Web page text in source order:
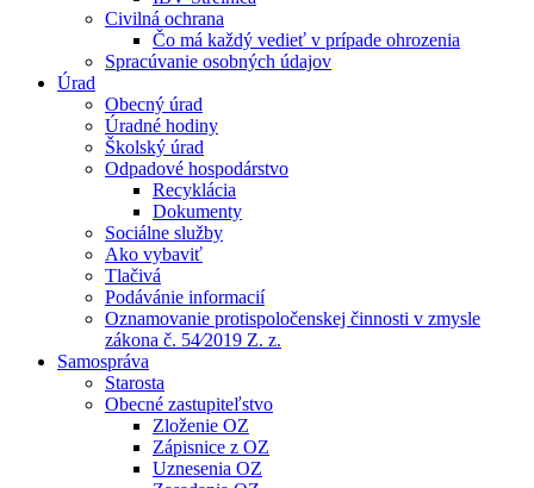
Civilná ochrana
Čo má každý vedieť v prípade ohrozenia
Spracúvanie osobných údajov
Úrad
Obecný úrad
Úradné hodiny
Školský úrad
Odpadové hospodárstvo
Recyklácia
Dokumenty
Sociálne služby
Ako vybaviť
Tlačivá
Podávánie informacií
Oznamovanie protispoločenskej činnosti v zmysle
zákona č. 54⁄2019 Z. z.
Samospráva
Starosta
Obecné zastupiteľstvo
Zloženie OZ
Zápisnice z OZ
Uznesenia OZ